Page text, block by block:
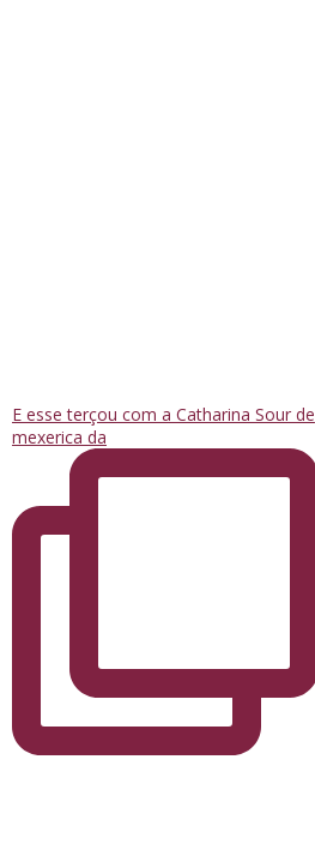
E esse terçou com a Catharina Sour de
mexerica da